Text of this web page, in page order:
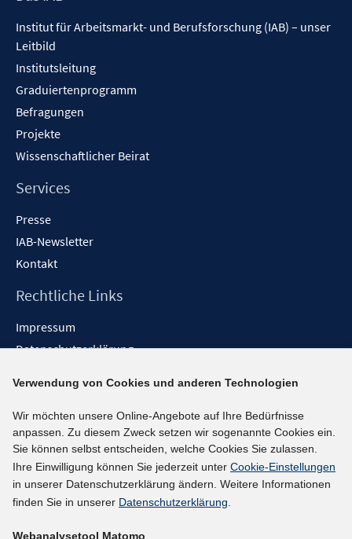
Institut für Arbeitsmarkt- und Berufsforschung (IAB) – unser
Leitbild
Institutsleitung
Graduiertenprogramm
Befragungen
Projekte
Wissenschaftlicher Beirat
Services
Presse
IAB-Newsletter
Kontakt
Rechtliche Links
Impressum
Datenschutzerklärung
Barrieren melden
Social-Media-Kanäle
BlueSky
YouTube
LinkedIn
Verwendung von Cookies und anderen Technologien
Wir möchten unsere Online-Angebote auf Ihre Bedürfnisse
anpassen. Zu diesem Zweck setzen wir sogenannte Cookies ein.
Sie können selbst entscheiden, welche Cookies Sie zulassen.
Ihre Einwilligung können Sie jederzeit unter Cookie-Einstellungen
in unserer Datenschutzerklärung ändern. Weitere Informationen
finden Sie in unserer Datenschutzerklärung.
Webanalysetool Matomo